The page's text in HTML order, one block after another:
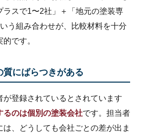
ラスで1〜2社」＋「地元の塗装専
う組み合わせが、比較材料を十分
です。
にばらつきがある
が登録されているとされています
るのは個別の塗装会社です。担当者
、どうしても会社ごとの差が出ま